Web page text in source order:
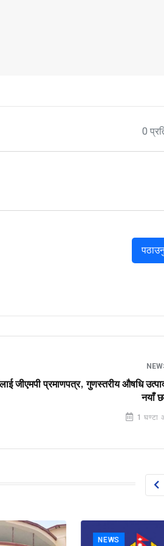
0
जीएमपी प्रमाणपत्र, गुणस्तरीय औषधि
नयाँ
1 घण्टा
NEWS